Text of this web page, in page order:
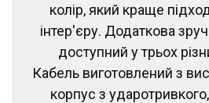
колір, який краще
інтер'єру. Додаткова
доступний у трьох
Кабель виготовлений з
корпус з